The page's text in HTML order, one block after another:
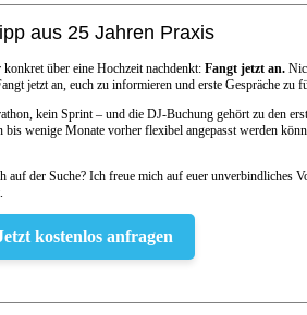
aus 25 Jahren Praxis
über eine Hochzeit nachdenkt: Fangt jetzt an.
jetzt an, euch zu informieren und erste Gespräche zu
kein Sprint – und die DJ-Buchung gehört zu den
wenige Monate vorher flexibel angepasst werden
auf der Suche? Ich freue mich auf euer unverbindliches
kostenlos anfragen